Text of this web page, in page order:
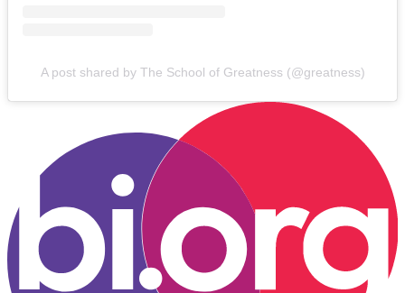
A post shared by The School of Greatness (@greatness)